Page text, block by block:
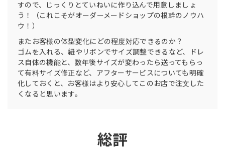
すので、じっくりとていねいに作り込んで用意しましょ
う！（これこそがオーダーメードショップの根幹のノウハ
ウ！）
またお客様の体型変化にどの程度対応できるのか？
ゴムを入れる、紐やリボンでサイズ調整できるなど、ドレ
ス自体の機能と、数年後サイズが変わったら送ってもらっ
て有料サイズ修正など、アフターサービスについても明確
化しておくと、お客様はより安心してこのお店で注文した
くなると思います。
総評